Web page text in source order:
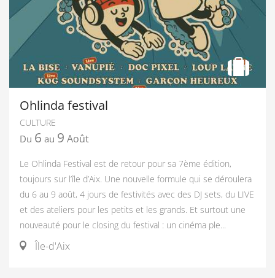
Ohlinda festival
CULTURE
Du 6 au 9 Août
Le Ohlinda Festival est de retour pour sa 7ème édition,
toujours sur l’île d’Aix. Une nouvelle formule qui se déroulera
du 6 au 9 août, 4 jours de festivités avec des DJ sets, du LIVE
et des ateliers pour les petits et les grands. Et surtout une
nouveauté pour le closing du festival : un cinéma ple...
Île-d'Aix